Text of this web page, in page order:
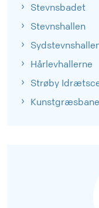
Stevnsbadet
Stevnshallen
Hårlevhallerne
Strøby